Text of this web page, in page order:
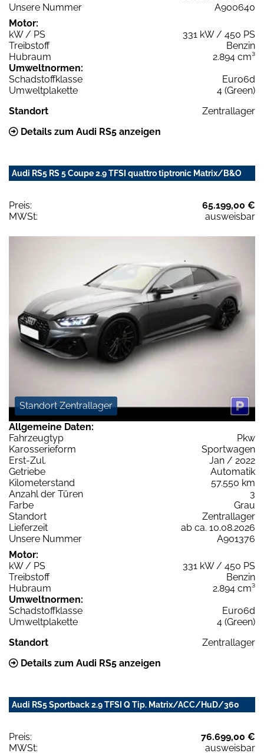
Unsere Nummer
A900640
Motor:
kW / PS
331 kW / 450 PS
Treibstoff
Benzin
Hubraum
2.894 cm³
Umweltnormen:
Schadstoffklasse
Euro6d
Umweltplakette
4 (Green)
Standort
Zentrallager
Details zum Audi RS5 anzeigen
Audi RS5 RS 5 Coupe 2.9 TFSI quattro tiptronic Matrix/B&O
Preis:
65.199,00 €
MWSt:
ausweisbar
Standort Zentrallager
Allgemeine Daten:
Fahrzeugtyp
Pkw
Karosserieform
Sportwagen
Erst-Zul.
Jan / 2022
Getriebe
Automatik
Kilometerstand
57.550 km
Anzahl der Türen
3
Farbe
Grau
Standort
Zentrallager
Lieferzeit
ab ca. 10.08.2026
Unsere Nummer
A901376
Motor:
kW / PS
331 kW / 450 PS
Treibstoff
Benzin
Hubraum
2.894 cm³
Umweltnormen:
Schadstoffklasse
Euro6d
Umweltplakette
4 (Green)
Standort
Zentrallager
Details zum Audi RS5 anzeigen
Audi RS5 Sportback 2.9 TFSI Q Tip. Matrix/ACC/HuD/360
Preis:
76.699,00 €
MWSt:
ausweisbar